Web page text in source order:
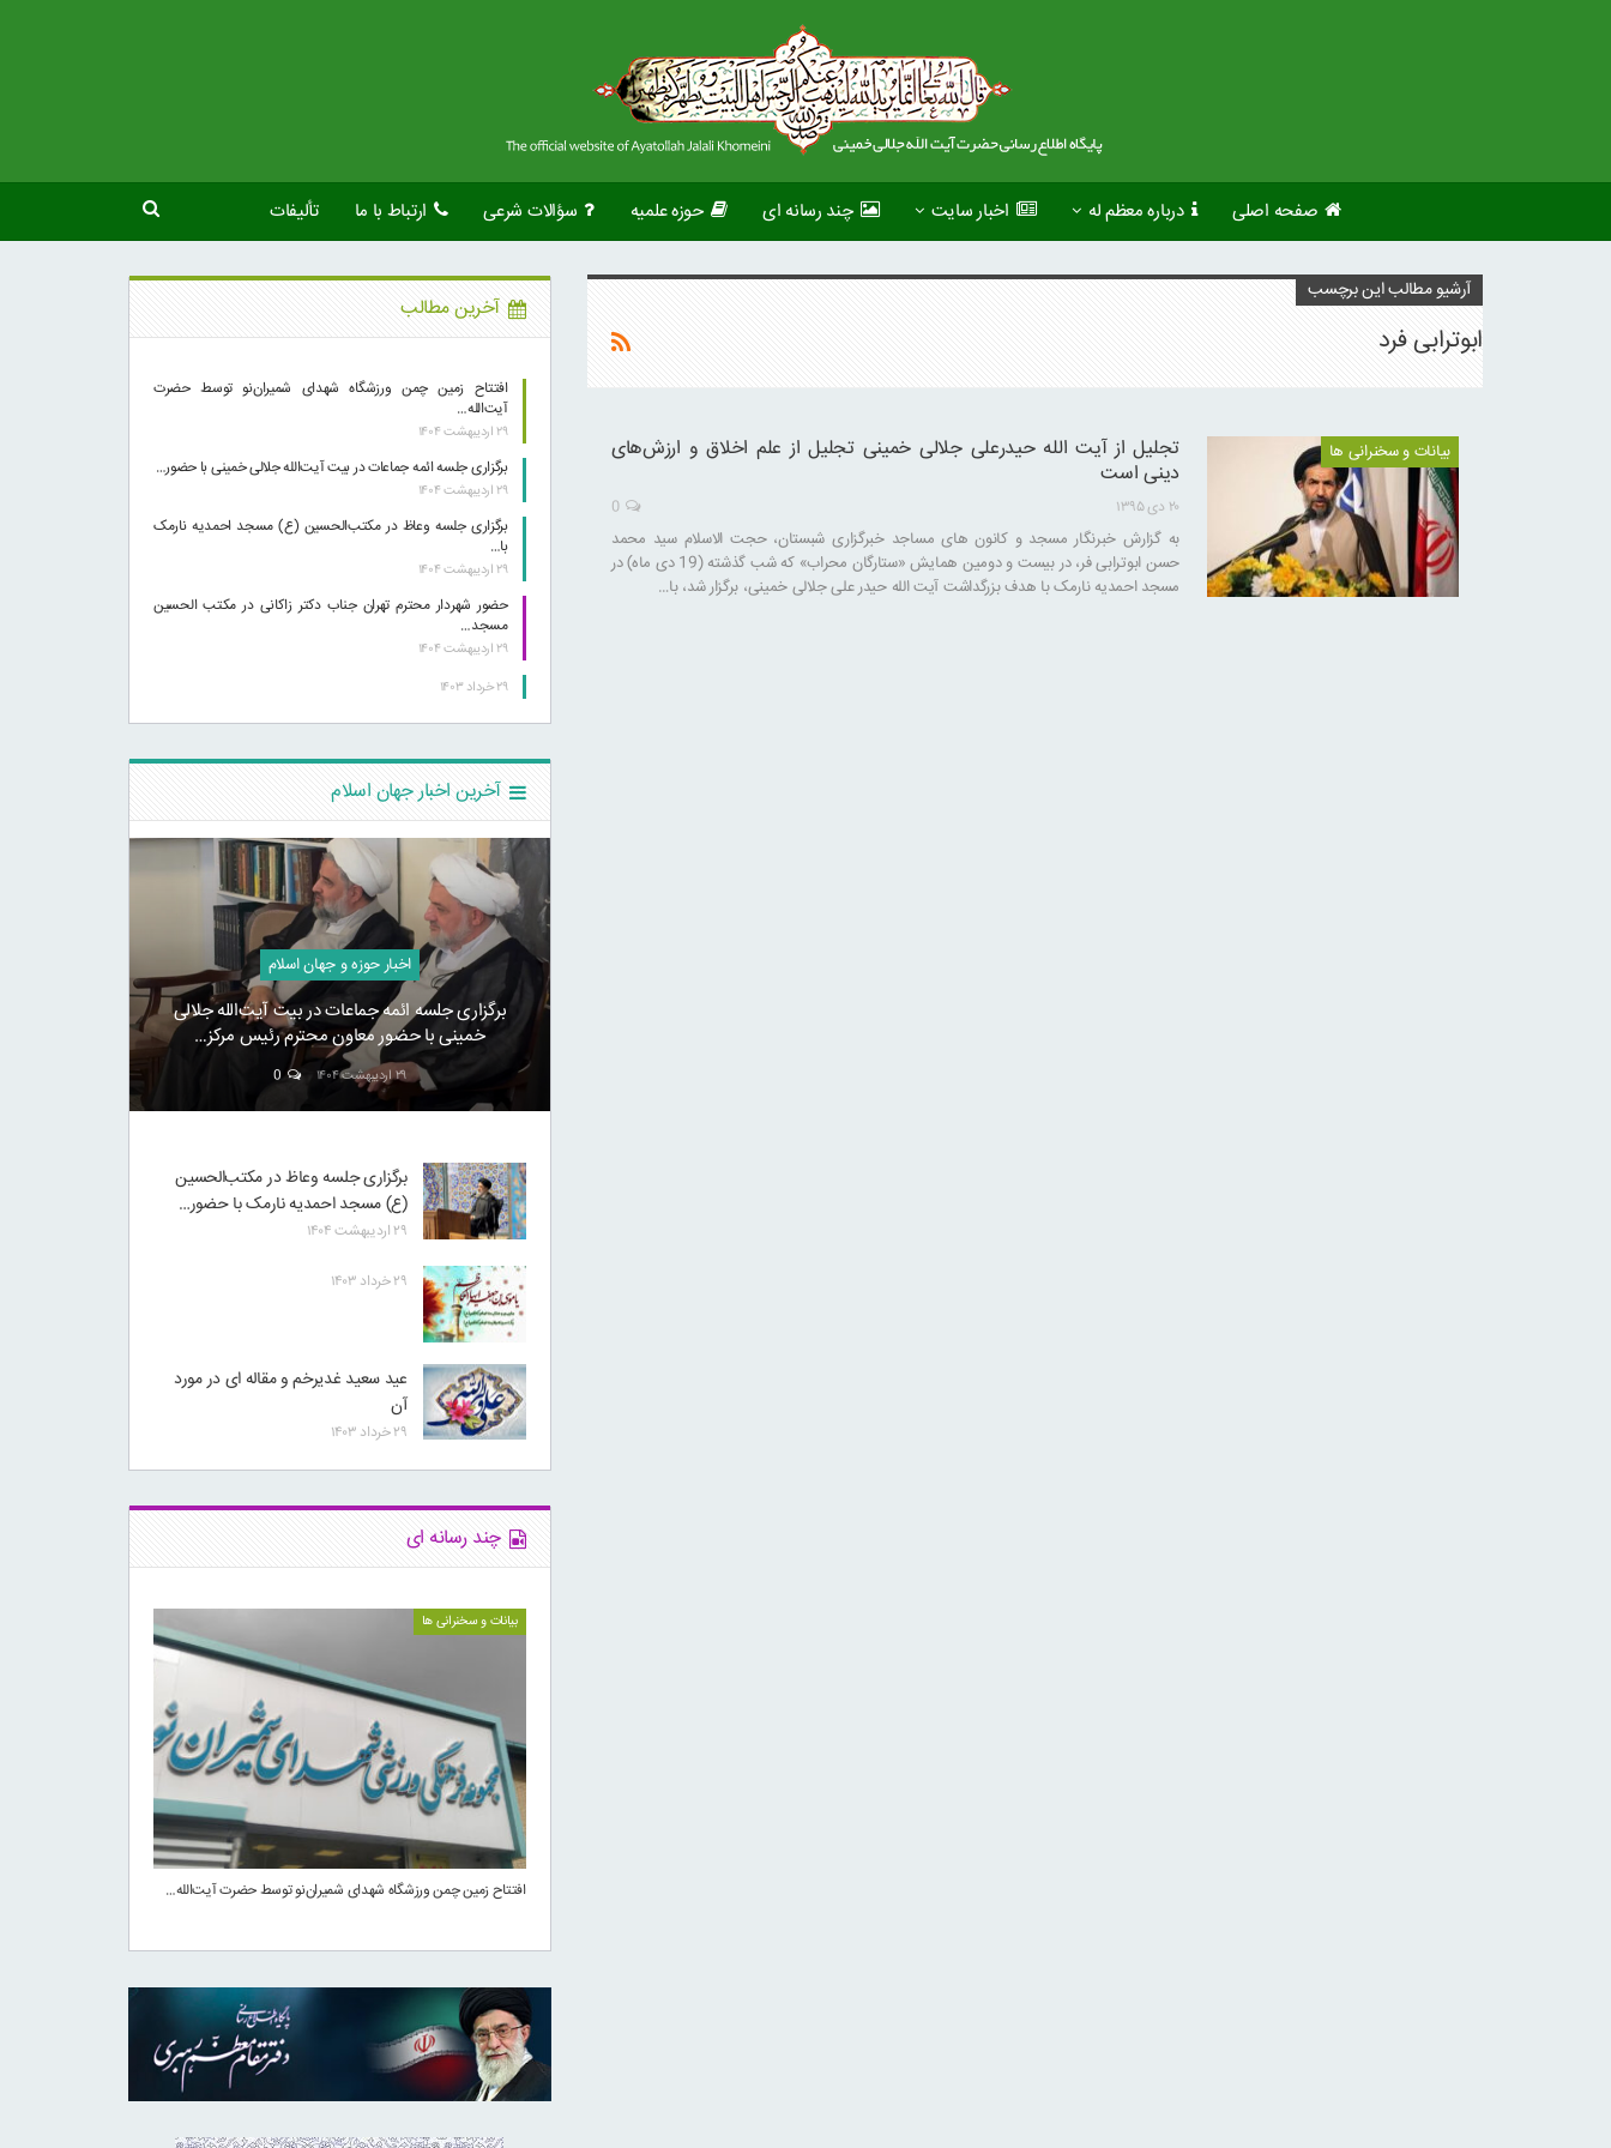
صفحه اصلی درباره معظم له اخبار سایت چند رسانه ای حوزه علمیه سؤالات شرعی ارتباط با ما تألیفات
آرشیو مطالب این برچسب
ابوترابی فرد
بیانات و سخنرانی ها
تجلیل از آیت الله حیدرعلی جلالی خمینی تجلیل از علم اخلاق و ارزش‌های
دینی است
۲۰ دی ۱۳۹۵ 0
به گزارش خبرنگار مسجد و کانون های مساجد خبرگزاری شبستان، حجت الاسلام سید محمد
حسن ابوترابی فر، در بیست و دومین همایش «ستارگان محراب» که شب گذشته (19 دی ماه) در
مسجد احمدیه نارمک با هدف بزرگداشت آیت الله حیدر علی جلالی خمینی، برگزار شد، با…
آخرین مطالب
افتتاح زمین چمن ورزشگاه شهدای شمیران‌نو توسط حضرت
آیت‌الله…
۲۹ اردیبهشت ۱۴۰۴
برگزاری جلسه ائمه جماعات در بیت آیت‌الله جلالی خمینی با حضور…
۲۹ اردیبهشت ۱۴۰۴
برگزاری جلسه وعاظ در مکتب‌الحسین (ع) مسجد احمدیه نارمک
با…
۲۹ اردیبهشت ۱۴۰۴
حضور شهردار محترم تهران جناب دکتر زاکانی در مکتب الحسین
مسجد…
۲۹ اردیبهشت ۱۴۰۴
۲۹ خرداد ۱۴۰۳
آخرین اخبار جهان اسلام
اخبار حوزه و جهان اسلام
برگزاری جلسه ائمه جماعات در بیت آیت‌الله جلالی
خمینی با حضور معاون محترم رئیس مرکز…
۲۹ اردیبهشت ۱۴۰۴ 0
برگزاری جلسه وعاظ در مکتب‌الحسین
(ع) مسجد احمدیه نارمک با حضور…
۲۹ اردیبهشت ۱۴۰۴
۲۹ خرداد ۱۴۰۳
عید سعید غدیرخم و مقاله ای در مورد
آن
۲۹ خرداد ۱۴۰۳
چند رسانه ای
بیانات و سخنرانی ها
افتتاح زمین چمن ورزشگاه شهدای شمیران‌نو توسط حضرت آیت‌الله…